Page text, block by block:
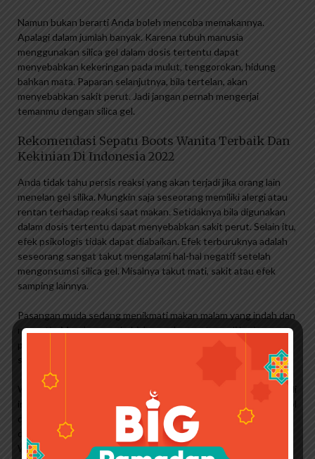
Namun bukan berarti Anda boleh mencoba memakannya.
Apalagi dalam jumlah banyak. Karena tubuh manusia
menggunakan silica gel dalam dosis tertentu dapat
menyebabkan kekeringan pada mulut, tenggorokan, hidung
bahkan mata. Paparan selanjutnya, bila tertelan, akan
menyebabkan sakit perut. Jadi jangan pernah mengerjai
temanmu dengan silica gel.
Rekomendasi Sepatu Boots Wanita Terbaik Dan
Kekinian Di Indonesia 2022
Anda tidak tahu persis reaksi yang akan terjadi jika orang lain
menelan gel silika. Mungkin saja seseorang memiliki alergi atau
rentan terhadap reaksi saat makan. Setidaknya bila digunakan
dalam dosis tertentu dapat menyebabkan sakit perut. Selain itu,
efek psikologis tidak dapat diabaikan. Efek terburuknya adalah
seseorang sangat takut mengalami hal-hal negatif setelah
mengonsumsi silica gel. Misalnya takut mati, sakit atau efek
samping lainnya.
Pasangan muda sedang menikmati makan malam yang indah dan
romantis. Mereka menghabiskan malam pertama di hari
pernikahan mereka. Dimana suami istri tidak pernah saling kenal
sebelumnya.
Website *Banjir Dew* kembali hadir untuk menghibur Anda. Kali
ini kami akan menyajikan beberapa gambar atau foto lucu, konyol
dan menarik. Biasanya gambar seperti itu disebut stiker yang
digunakan di jejaring sosial. Stiker ini dapat digunakan di
WhatsApp, Facebook, Instagram atau jejaring sosial lainnya.